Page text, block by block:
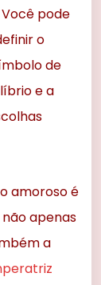
pode
o
de
e a
amoroso é
apenas
a